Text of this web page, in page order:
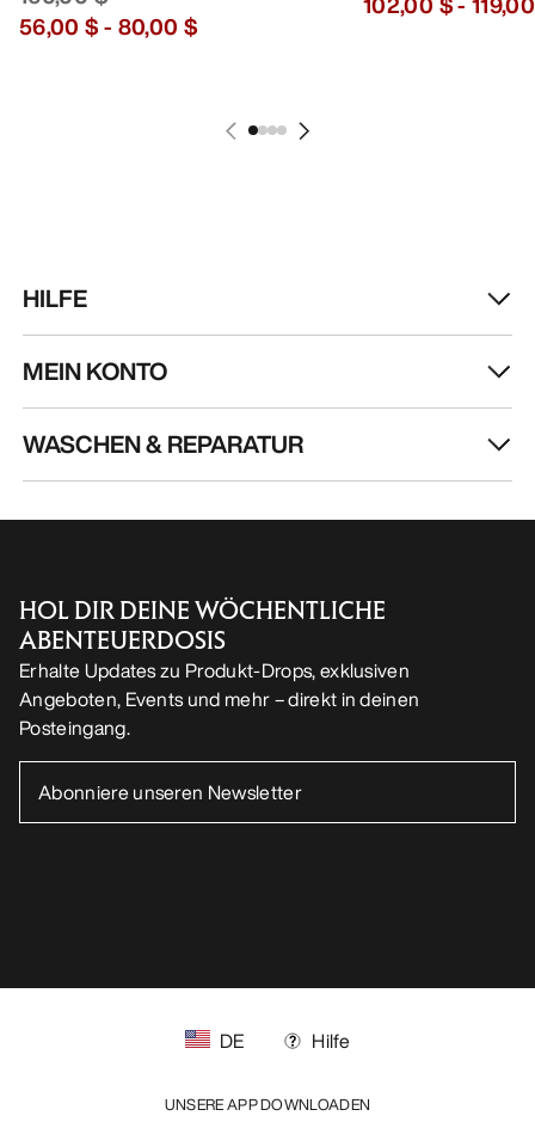
56,00 $- 80,00 $
HILFE
MEIN KONTO
WASCHEN & REPARATUR
HOL DIR DEINE WÖCHENTLICHE
ABENTEUERDOSIS
Erhalte Updates zu Produkt-Drops, exklusiven
Angeboten, Events und mehr – direkt in deinen
Posteingang.
DE Hilfe
UNSERE APP DOWNLOADEN